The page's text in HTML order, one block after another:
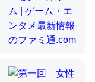
うのか？
虫はなぜ海にいな